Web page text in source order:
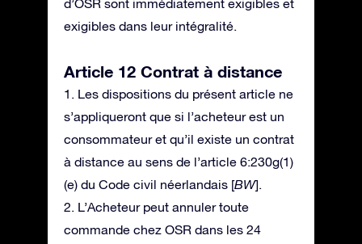
d’OSR sont immédiatement exigibles et
exigibles dans leur intégralité.
Article 12 Contrat à distance
1. Les dispositions du présent article ne
s’appliqueront que si l’acheteur est un
consommateur et qu’il existe un contrat
à distance au sens de l’article 6:230g(1)
(e) du Code civil néerlandais [BW].
2. L’Acheteur peut annuler toute
commande chez OSR dans les 24